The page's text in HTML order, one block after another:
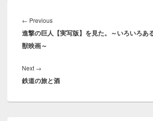
稿
ナ
ビ
ゲ
シ
ョ
← PreviousPrevious
post:
進撃の巨人【実写版】を見た。～いろいろあ
獣映画～
Next →
post:
鉄道の旅と酒